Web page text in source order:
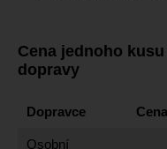
Cena jednoho
dopravy
Dopravce
Osobní